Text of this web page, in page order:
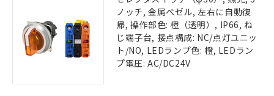
ノッチ, 金属ベゼル, 左右に自動復
帰, 操作部色: 橙（透明）, IP66, ね
じ端子台, 接点構成: NC/点灯ユニッ
ト/NO, LEDランプ色: 橙, LEDラン
プ電圧: AC/DC24V